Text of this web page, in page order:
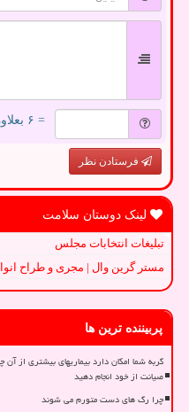
= ۶ بعلاوه ۵
فرستادن نظر
لینک دوستان سلامت
تبلیغات انتخابات مجلس
مستر گرین وال | مجری و طراح
پربیننده ترین ها
گربه شما امکان دارد بیماریهای بیشتری از آن
صیانت از خود انجام دهید
چرا رگ های دست متورم می شوند